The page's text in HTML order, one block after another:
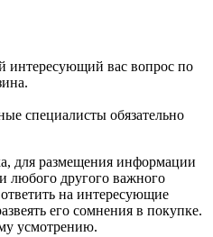
интересующий вас вопрос по
специалисты обязательно
для размещения информации
любого другого важного
на интересующие
его сомнения в покупке.
усмотрению.